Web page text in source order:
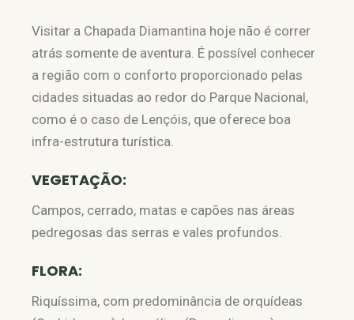
Visitar a Chapada Diamantina hoje não é correr
atrás somente de aventura. É possível conhecer
a região com o conforto proporcionado pelas
cidades situadas ao redor do Parque Nacional,
como é o caso de Lençóis, que oferece boa
infra-estrutura turística.
VEGETAÇÃO:
Campos, cerrado, matas e capões nas áreas
pedregosas das serras e vales profundos.
FLORA:
Riquíssima, com predominância de orquídeas